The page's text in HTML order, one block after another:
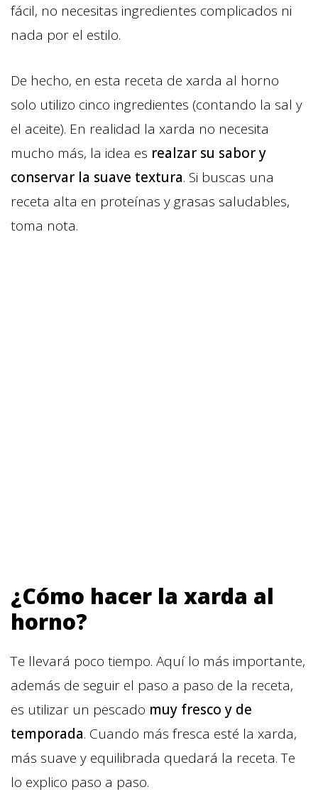
fácil, no necesitas ingredientes complicados ni
nada por el estilo.
De hecho, en esta receta de xarda al horno
solo utilizo cinco ingredientes (contando la sal y
el aceite). En realidad la xarda no necesita
mucho más, la idea es realzar su sabor y
conservar la suave textura. Si buscas una
receta alta en proteínas y grasas saludables,
toma nota.
¿Cómo hacer la xarda al
horno?
Te llevará poco tiempo. Aquí lo más importante,
además de seguir el paso a paso de la receta,
es utilizar un pescado muy fresco y de
temporada. Cuando más fresca esté la xarda,
más suave y equilibrada quedará la receta. Te
lo explico paso a paso.